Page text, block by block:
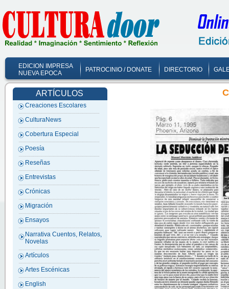
EDICION IMPRESA
NUEVA EPOCA
PATROCINIO / DONATE DIRECTORIO
ARTÍCULOS
Creaciones Escolares
CulturaNews
Cobertura Especial
Poesía
Reseñas
Entrevistas
Crónicas
Migración
Ensayos
Narrativa Cuentos, Relatos,
Novelas
Artículos
Artes Escénicas
English